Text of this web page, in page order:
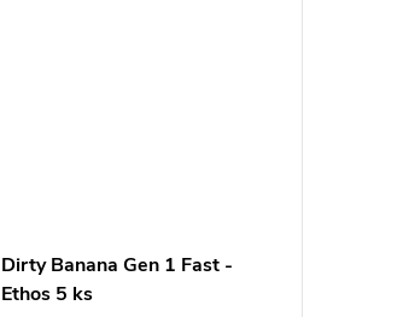
Dirty Banana Gen 1 Fast -
Ethos 5 ks